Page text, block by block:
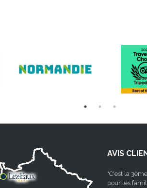
AVIS
"C'est la
pour les